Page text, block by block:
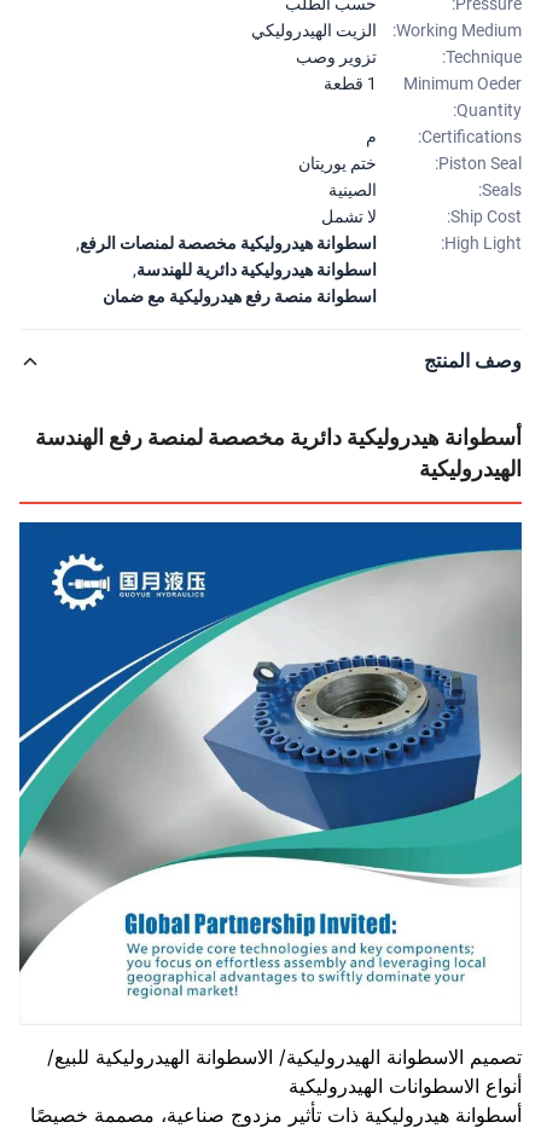
Working
الزيت الهيدروليكي
تزوير وصب
Minimum
1 قطعة
Piston
ختم يوريتان
الصينية
Ship
لا تشمل
High
اسطوانة هيدروليكية مخصصة لمنصات الرفع
اسطوانة هيدروليكية دائرية للهندسة,
اسطوانة منصة رفع هيدروليكية مع ضمان
المنتج
هيدروليكية دائرية مخصصة لمنصة رفع الهندسة
الاسطوانة الهيدروليكية/ الاسطوانة الهيدروليكية للبيع/
الاسطوانات الهيدروليكية
هيدروليكية ذات تأثير مزدوج صناعية، مصممة خصيصًا